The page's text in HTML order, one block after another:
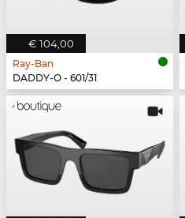
€ 104,00
Ray-Ban
DADDY-O - 601/31